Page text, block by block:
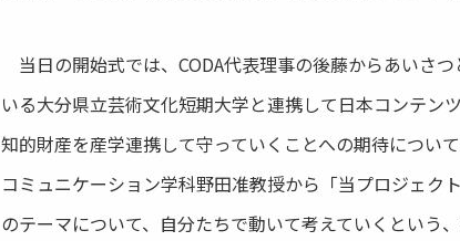
当日の開始式では、CODA代表理事の後藤からあいさ
いる大分県立芸術文化短期大学と連携して日本コンテン
知的財産を産学連携して守っていくことへの期待につい
コミュニケーション学科野田准教授から「当プロジェク
のテーマについて、自分たちで動いて考えていくという